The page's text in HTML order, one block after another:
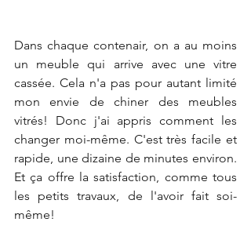
Dans chaque contenair, on a au moins
un meuble qui arrive avec une vitre
cassée. Cela n'a pas pour autant limité
mon envie de chiner des meubles
vitrés! Donc j'ai appris comment les
changer moi-même. C'est très facile et
rapide, une dizaine de minutes environ.
Et ça offre la satisfaction, comme tous
les petits travaux, de l'avoir fait soi-
même!